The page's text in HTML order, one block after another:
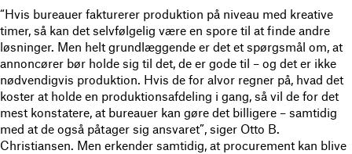
“Hvis bureauer fakturerer produktion på niveau med kreative
timer, så kan det selvfølgelig være en spore til at finde andre
løsninger. Men helt grundlæggende er det et spørgsmål om, at
annoncører bør holde sig til det, de er gode til – og det er ikke
nødvendigvis produktion. Hvis de for alvor regner på, hvad det
koster at holde en produktionsafdeling i gang, så vil de for det
mest konstatere, at bureauer kan gøre det billigere – samtidig
med at de også påtager sig ansvaret”, siger Otto B.
Christiansen. Men erkender samtidig, at procurement kan blive